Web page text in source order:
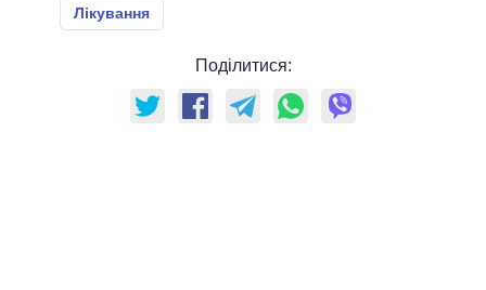
Лікування
Поділитися: